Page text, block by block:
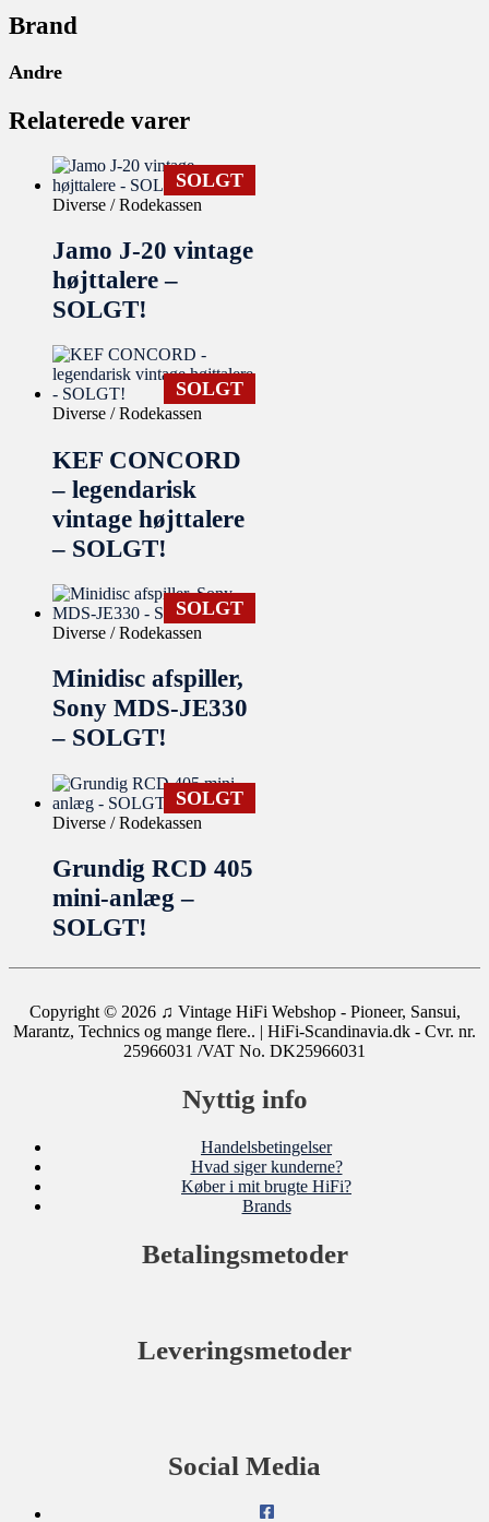
Brand
Andre
Relaterede varer
SOLGT
Diverse / Rodekassen
Jamo J-20 vintage
højttalere –
SOLGT!
SOLGT
Diverse / Rodekassen
KEF CONCORD
– legendarisk
vintage højttalere
– SOLGT!
SOLGT
Diverse / Rodekassen
Minidisc afspiller,
Sony MDS-JE330
– SOLGT!
SOLGT
Diverse / Rodekassen
Grundig RCD 405
mini-anlæg –
SOLGT!
Copyright © 2026 ♫ Vintage HiFi Webshop - Pioneer, Sansui,
Marantz, Technics og mange flere.. | HiFi-Scandinavia.dk - Cvr. nr.
25966031 /VAT No. DK25966031
Nyttig info
Handelsbetingelser
Hvad siger kunderne?
Køber i mit brugte HiFi?
Brands
Betalingsmetoder
Leveringsmetoder
Social Media